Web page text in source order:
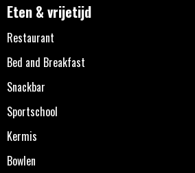
Eten & vrijetijd
Restaurant
Bed and Breakfast
Snackbar
Sportschool
Kermis
Bowlen